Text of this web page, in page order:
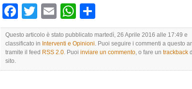
Facebook
TwitterEmailWhatsApp
Questo articolo è stato pubblicato martedì, 26 Aprile 2016 alle 17:49 e
classificato in Interventi e Opinioni . Puoi seguire i commenti a questo
tramite il feed RSS 2.0 . Puoi inviare un commento , o fare un trackback
sito.